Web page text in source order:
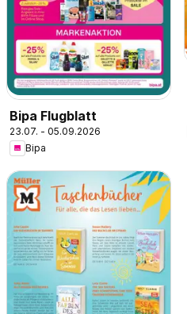
Bipa Flugblatt
23.07. - 05.09.2026
Bipa